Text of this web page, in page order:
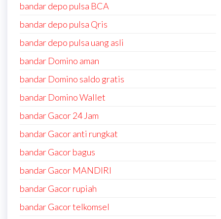
bandar depo pulsa BCA
bandar depo pulsa Qris
bandar depo pulsa uang asli
bandar Domino aman
bandar Domino saldo gratis
bandar Domino Wallet
bandar Gacor 24 Jam
bandar Gacor anti rungkat
bandar Gacor bagus
bandar Gacor MANDIRI
bandar Gacor rupiah
bandar Gacor telkomsel